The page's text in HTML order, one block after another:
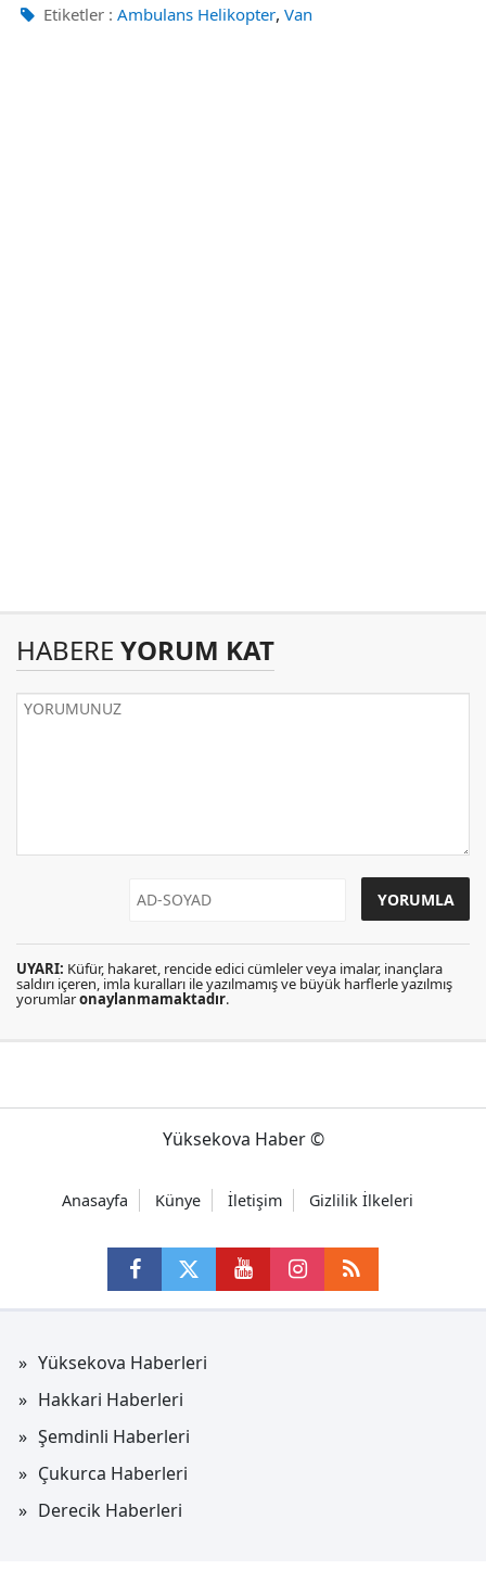
Etiketler : Ambulans Helikopter, Van
HABERE YORUM KAT
UYARI: Küfür, hakaret, rencide edici cümleler veya imalar, inançlara
saldırı içeren, imla kuralları ile yazılmamış ve büyük harflerle yazılmış
yorumlaronaylanmamaktadır.
Yüksekova Haber ©
Anasayfa Künye İletişim Gizlilik İlkeleri
Yüksekova Haberleri
Hakkari Haberleri
Şemdinli Haberleri
Çukurca Haberleri
Derecik Haberleri